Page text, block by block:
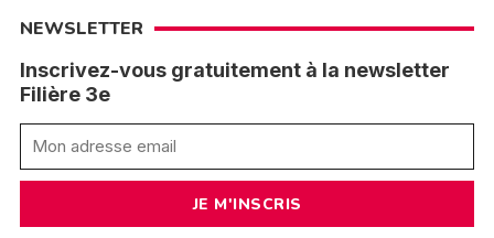
NEWSLETTER
Inscrivez-vous gratuitement à la newsletter
Filière 3e